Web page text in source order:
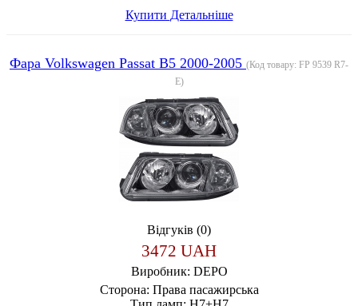
Купити Детальніше
Фара Volkswagen Passat B5 2000-2005 (Код товару: FP 9539 R7-
E)
Відгуків (0)
3472 UAH
Виробник: DEPO
Сторона: Права пасажирська